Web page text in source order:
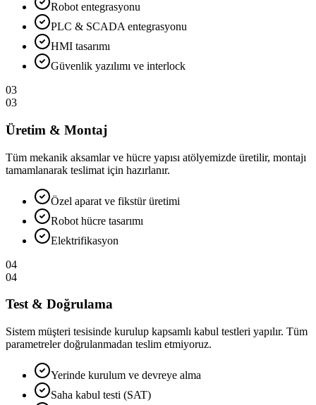
Robot entegrasyonu
PLC & SCADA entegrasyonu
HMI tasarımı
Güvenlik yazılımı ve interlock
03
03
Üretim & Montaj
Tüm mekanik aksamlar ve hücre yapısı atölyemizde üretilir, montajı
tamamlanarak teslimat için hazırlanır.
Özel aparat ve fikstür üretimi
Robot hücre tasarımı
Elektrifikasyon
04
04
Test & Doğrulama
Sistem müşteri tesisinde kurulup kapsamlı kabul testleri yapılır. Tüm
parametreler doğrulanmadan teslim etmiyoruz.
Yerinde kurulum ve devreye alma
Saha kabul testi (SAT)